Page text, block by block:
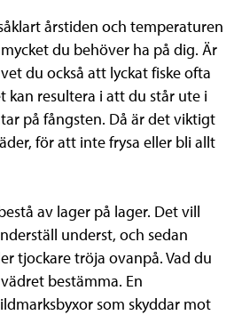
årstiden och temperaturen
du behöver ha på dig. Är
du också att lyckat fiske ofta
kan resultera i att du står ute i
på fångsten. Då är det viktigt
för att inte frysa eller bli allt
av lager på lager. Det vill
underst, och sedan
tjockare tröja ovanpå. Vad du
bestämma. En
som skyddar mot